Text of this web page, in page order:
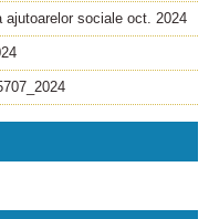
ajutoarelor sociale oct. 2024